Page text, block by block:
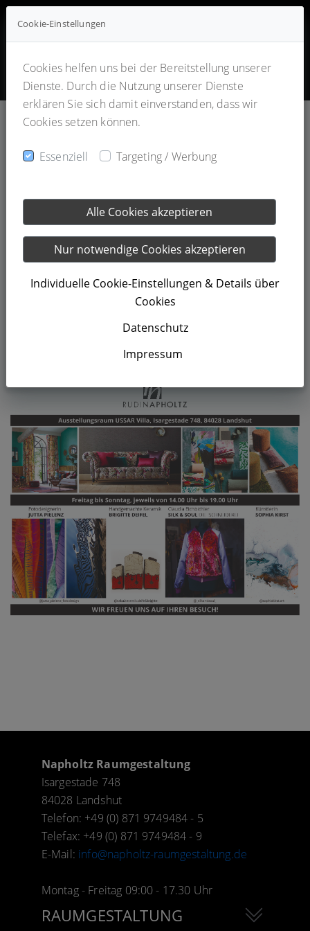
FRÜHJAHRSAUSSTELLUNG 28. - 30. APRIL
2023
Landshut willkommen!
Flyer Frühjahrsausstellung 2023
Napholtz Raumgestaltung
Isargestade 748
84028 Landshut
Telefon: +49 (0) 871 9749484 - 5
Telefax: +49 (0) 871 9749484 - 9
E-Mail: info@napholtz-raumgestaltung.de
Montag - Freitag 09:00 - 17.30 Uhr
RAUMGESTALTUNG
Cookie-Einstellungen
Cookies helfen uns bei der Bereitstellung unserer
Dienste. Durch die Nutzung unserer Dienste
erklären Sie sich damit einverstanden, dass wir
Cookies setzen können.
Essenziell Targeting / Werbung
Alle Cookies akzeptieren
Nur notwendige Cookies akzeptieren
Individuelle Cookie-Einstellungen & Details über
Cookies
Datenschutz
Impressum